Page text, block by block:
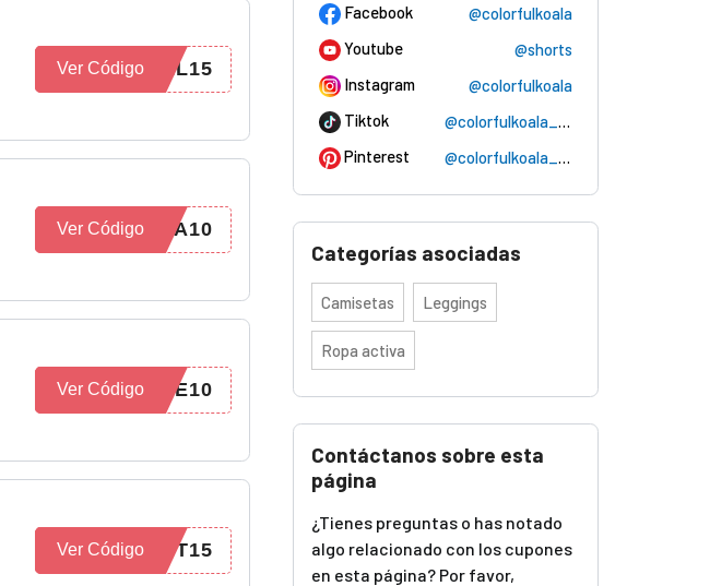
EL15
Ver Código
LA10
Ver Código
IE10
Ver Código
CT15
Ver Código
Facebook
@colorfulkoala
Youtube
@shorts
Instagram
@colorfulkoala
Tiktok
@colorfulkoala_sports
Pinterest
@colorfulkoala_official
Categorías asociadas
Camisetas Leggings
Ropa activa
Contáctanos sobre esta
página
¿Tienes preguntas o has notado
algo relacionado con los cupones
en esta página? Por favor,